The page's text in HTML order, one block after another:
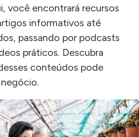
você encontrará recursos
informativos até
passando por podcasts
práticos. Descubra
conteúdos pode